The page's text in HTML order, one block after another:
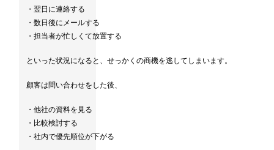
・翌日に連絡する
・数日後にメールする
・担当者が忙しくて放置する
といった状況になると、せっかくの商機を逃してしまいます。
顧客は問い合わせをした後、
・他社の資料を見る
・比較検討する
・社内で優先順位が下がる